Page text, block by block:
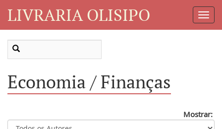
LIVRARIA OLISIPO
Economia / Finanças
Mostrar: